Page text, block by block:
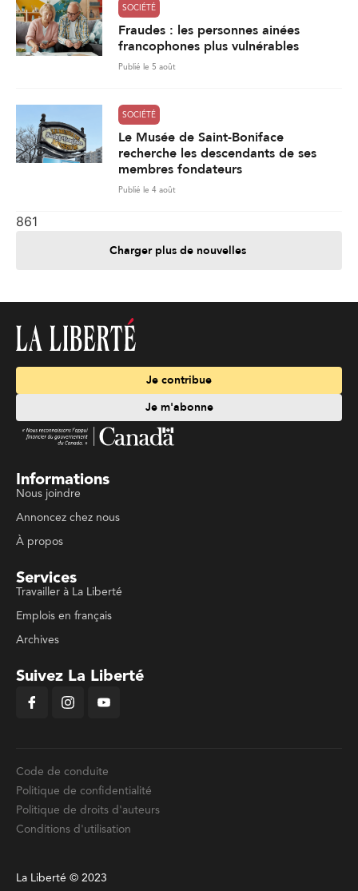
SOCIÉTÉ
Fraudes : les personnes ainées
francophones plus vulnérables
Publié le 5 août
SOCIÉTÉ
Le Musée de Saint-Boniface
recherche les descendants de ses
membres fondateurs
Publié le 4 août
861
Charger plus de nouvelles
Je contribue
Je m'abonne
Informations
Nous joindre
Annoncez chez nous
À propos
Services
Travailler à La Liberté
Emplois en français
Archives
Suivez La Liberté
Code de conduite
Politique de confidentialité
Politique de droits d'auteurs
Conditions d'utilisation
La Liberté © 2023